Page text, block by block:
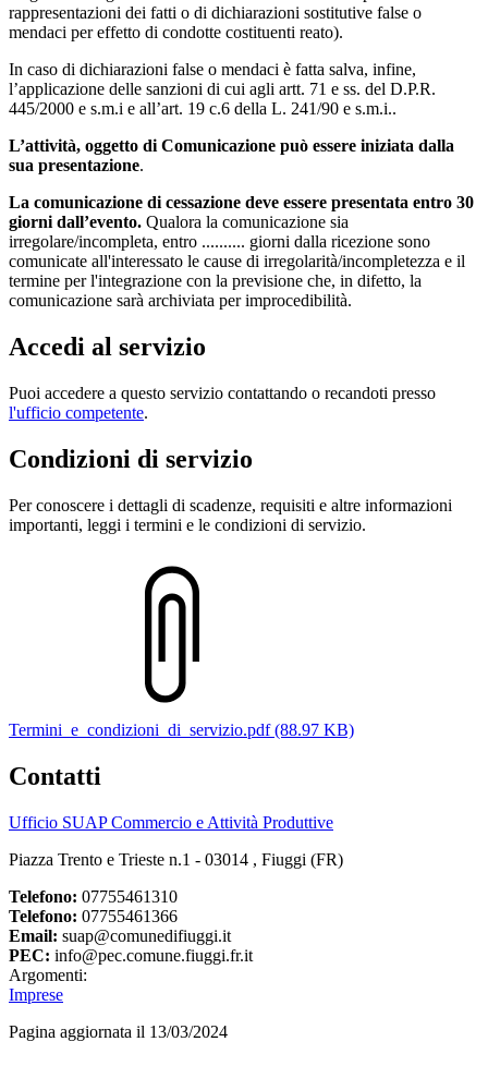
rappresentazioni dei fatti o di dichiarazioni sostitutive false o
mendaci per effetto di condotte costituenti reato).
In caso di dichiarazioni false o mendaci è fatta salva, infine,
l’applicazione delle sanzioni di cui agli artt. 71 e ss. del D.P.R.
445/2000 e s.m.i e all’art. 19 c.6 della L. 241/90 e s.m.i..
L’attività, oggetto di Comunicazione può essere iniziata dalla
sua presentazione.
La comunicazione di cessazione deve essere presentata entro 30
giorni dall’evento. Qualora la comunicazione sia
irregolare/incompleta, entro .......... giorni dalla ricezione sono
comunicate all'interessato le cause di irregolarità/incompletezza e il
termine per l'integrazione con la previsione che, in difetto, la
comunicazione sarà archiviata per improcedibilità.
Accedi al servizio
Puoi accedere a questo servizio contattando o recandoti presso
l'ufficio competente.
Condizioni di servizio
Per conoscere i dettagli di scadenze, requisiti e altre informazioni
importanti, leggi i termini e le condizioni di servizio.
Termini_e_condizioni_di_servizio.pdf (88.97 KB)
Contatti
Ufficio SUAP Commercio e Attività Produttive
Piazza Trento e Trieste n.1 - 03014 , Fiuggi (FR)
Telefono: 07755461310
Telefono: 07755461366
Email: suap@comunedifiuggi.it
PEC: info@pec.comune.fiuggi.fr.it
Argomenti:
Imprese
Pagina aggiornata il 13/03/2024